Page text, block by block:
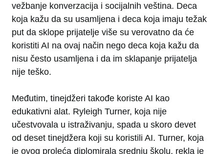
vežbanje konverzacija i socijalnih veština. Deca
koja kažu da su usamljena i deca koja imaju težak
put da sklope prijatelje više su verovatno da će
koristiti AI na ovaj način nego deca koja kažu da
nisu često usamljena i da im sklapanje prijatelja
nije teško.
Međutim, tinejdžeri takođe koriste AI kao
edukativni alat. Ryleigh Turner, koja nije
učestvovala u istraživanju, spada u skoro devet
od deset tinejdžera koji su koristili AI. Turner, koja
je ovog proleća diplomirala srednju školu, rekla je